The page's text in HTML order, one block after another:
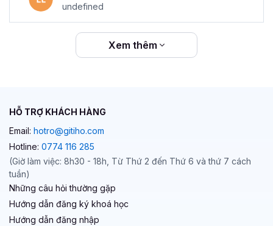
undefined
Xem thêm
HỖ TRỢ KHÁCH HÀNG
Email: hotro@gitiho.com
Hotline: 0774 116 285
(Giờ làm việc: 8h30 - 18h, Từ Thứ 2 đến Thứ 6 và thứ 7 cách
tuần)
Những câu hỏi thường gặp
Hướng dẫn đăng ký khoá học
Hướng dẫn đăng nhập